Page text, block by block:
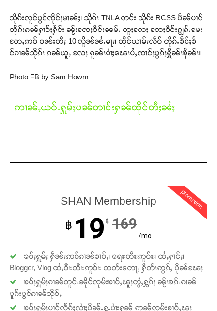
တ်ႇ တူဝ်ႈလုမ်ႈၾႃႉၼၼ်ႉ ၶဝ်ႈႁူမ်ႈၵမ်ႉထႅမ် ၸုမ်းၶၢ
ဝ်ႇၽူႈတွႆႇႁွၵ်ႈ လႆႈယူႇၶႃႈဢေႃႈ။
သိုၵ်းလူင်ပွင်ၸိုင်ႈမၢၼ်ႈ၊ သိုၵ်း TNLA တင်း သိုၵ်း RCSS ပဵၼ်ပၢင်
တိုၵ်းၵၼ်ႁၢဝ်ႈႁႅင်း ၼႂ်းၸႄႈဝဵင်းၼမ်ႉ တူႈလႄႈ ၸႄႈဝဵင်းၵျွၵ်ႉမႄး
တႄႇဢဝ် ဝၼ်းတီႈ 10 လိူၼ်ၼႆႉမႃး၊ ထိုင်ယၢမ်းလဵဝ် တိုၵ်ႉၶဵင်ႈၶႅ
င်ၵၢၼ်သိုၵ်း ၵၼ်ယူႇ လႄႈ ၵူၼ်းပၢႆႈၽေးပႆႇၸၢင်ႈပွၵ်ႈႁိူၼ်းၶိုၼ်း။
Photo FB by Sam Howm
ဢၢၼ်ႇယဝ်ႉႁူမ်ႈပၼ်တၢင်းႁၼ်ထိုင်တီႈၼႆႈ
promotion
SHAN Membership
฿ 19 ฿ 169
/mo
ၶဝ်ႈႁူမ်ႈ ႁဵၼ်းဢဝ်ၵၢၼ်ၶၢဝ်ႇ၊ ရေႊတီႊဢူဝ်ႊ၊ ထႆႇႁၢင်ႈ၊
Blogger, Vlog ထႆႇဝီႊတီႊဢူဝ်ႊ တတ်းတေႃႇ ႁဵတ်းဢွၵ်ႇ ပိုၼ်ၽႄႈ
ၶဝ်ႈႁူမ်ႈၵၢၼ်တူင်ႉၼိုင်ၸုမ်းၶၢဝ်ႇၽူႈတွႆႇႁွၵ်ႈ ၼႂ်းၶၵ်ႉၵၢၼ်
ပူၵ်းပွင်ၵၢၼ်သိုဝ်ႇ
ၶဝ်ႈႁူမ်ႈပၢင်လႅၵ်ႈလၢႆႈပိုၼ်ႉႁူႉပၢႆးႁၼ် ဢၼ်ၸုမ်းၶၢဝ်ႇၽူႈ